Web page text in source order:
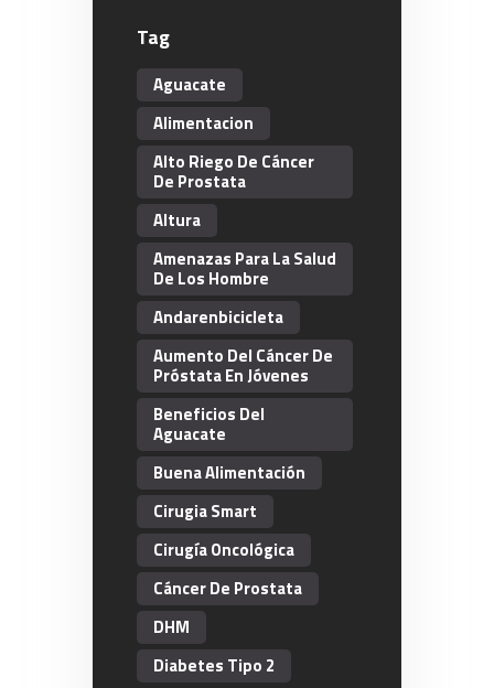
Tag
Aguacate
Alimentacion
Alto Riego De Cáncer
De Prostata
Altura
Amenazas Para La Salud
De Los Hombre
Andarenbicicleta
Aumento Del Cáncer De
Próstata En Jóvenes
Beneficios Del
Aguacate
Buena Alimentación
Cirugia Smart
Cirugía Oncológica
Cáncer De Prostata
DHM
Diabetes Tipo 2